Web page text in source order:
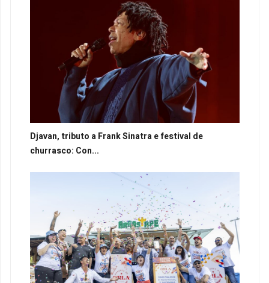
Djavan, tributo a Frank Sinatra e festival de
churrasco: Con...